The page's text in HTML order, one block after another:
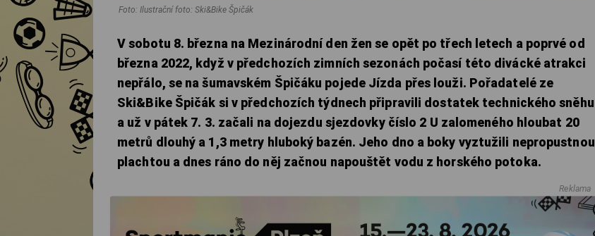
Foto: Ilustrační foto: Ski&Bike Špičák
V sobotu 8. března na Mezinárodní den žen se opět po třech letech a poprvé od
března 2022, když v předchozích zimních sezonách počasí této divácké atrakci
nepřálo, se na šumavském Špičáku pojede Jízda přes louži. Pořadatelé ze
Ski&Bike Špičák si v předchozích týdnech připravili dostatek technického sněhu
a už v pátek 7. 3. začali na dojezdu sjezdovky číslo 2 U zalomeného hloubat 20
metrů dlouhý a 1,3 metry hluboký bazén. Jeho dno a boky vyztužili nepropustnou
plachtou a dnes ráno do něj začnou napouštět vodu z horského potoka.
Reklama